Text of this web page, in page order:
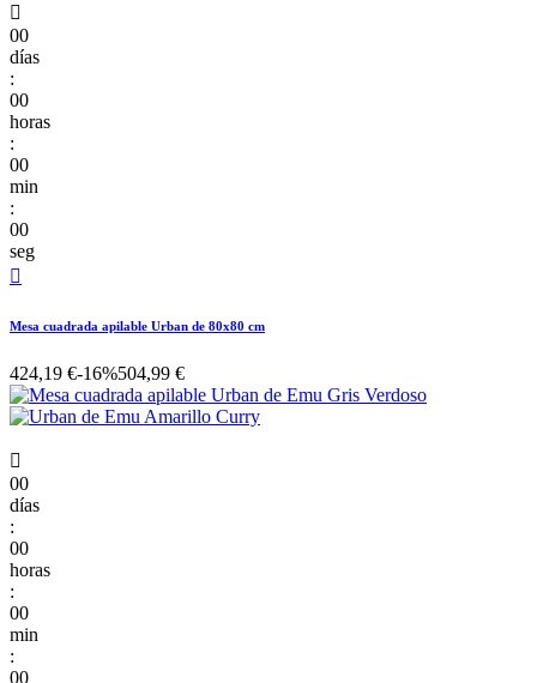

00
días
:
00
horas
:
00
min
:
00
seg

Mesa cuadrada apilable Urban de 80x80 cm
424,19 €-16%504,99 €

00
días
:
00
horas
:
00
min
:
00